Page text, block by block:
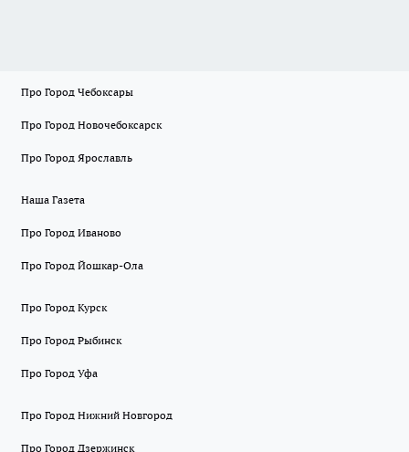
Про Город Чебоксары
Про Город Новочебоксарск
Про Город Ярославль
Наша Газета
Про Город Иваново
Про Город Йошкар-Ола
Про Город Курск
Про Город Рыбинск
Про Город Уфа
Про Город Нижний Новгород
Про Город Дзержинск